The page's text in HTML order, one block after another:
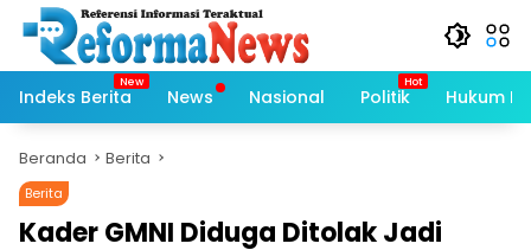
Langsung
konten
Indeks Berita
News Nasional Politik Hukum
Beranda Berita
Berita
Kader GMNI Diduga Ditolak Jadi